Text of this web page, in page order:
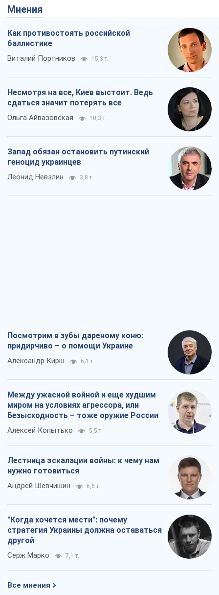
Мнения
Как противостоять российской
баллистике
Виталий Портников 15,3 т.
Несмотря на все, Киев выстоит. Ведь
сдаться значит потерять все
Ольга Айвазовская 10,3 т.
Запад обязан остановить путинский
геноцид украинцев
Леонид Невзлин 3,8 т.
Посмотрим в зубы дареному коню:
придирчиво – о помощи Украине
Александр Кирш 6,1 т.
Между ужасной войной и еще худшим
миром на условиях агрессора, или
Безысходность – тоже оружие России
Алексей Копытько 5,5 т.
Лестница эскалации войны: к чему нам
нужно готовиться
Андрей Шевчишин 6,6 т.
"Когда хочется мести": почему
стратегия Украины должна оставаться
другой
Серж Марко 7,1 т.
Все мнения